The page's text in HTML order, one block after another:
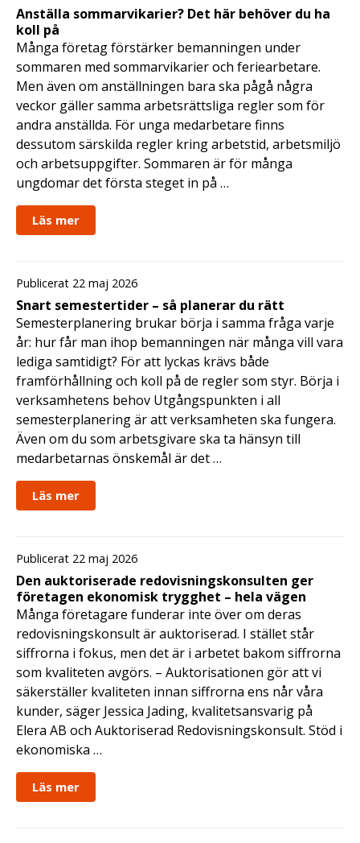
Anställa sommarvikarier? Det här behöver du ha
koll på
Många företag förstärker bemanningen under
sommaren med sommarvikarier och feriearbetare.
Men även om anställningen bara ska pågå några
veckor gäller samma arbetsrättsliga regler som för
andra anställda. För unga medarbetare finns
dessutom särskilda regler kring arbetstid, arbetsmiljö
och arbetsuppgifter. Sommaren är för många
ungdomar det första steget in på …
Läs mer
Publicerat 22 maj 2026
Snart semestertider – så planerar du rätt
Semesterplanering brukar börja i samma fråga varje
år: hur får man ihop bemanningen när många vill vara
lediga samtidigt? För att lyckas krävs både
framförhållning och koll på de regler som styr. Börja i
verksamhetens behov Utgångspunkten i all
semesterplanering är att verksamheten ska fungera.
Även om du som arbetsgivare ska ta hänsyn till
medarbetarnas önskemål är det …
Läs mer
Publicerat 22 maj 2026
Den auktoriserade redovisningskonsulten ger
företagen ekonomisk trygghet – hela vägen
Många företagare funderar inte över om deras
redovisningskonsult är auktoriserad. I stället står
siffrorna i fokus, men det är i arbetet bakom siffrorna
som kvaliteten avgörs. – Auktorisationen gör att vi
säkerställer kvaliteten innan siffrorna ens når våra
kunder, säger Jessica Jading, kvalitetsansvarig på
Elera AB och Auktoriserad Redovisningskonsult. Stöd i
ekonomiska …
Läs mer